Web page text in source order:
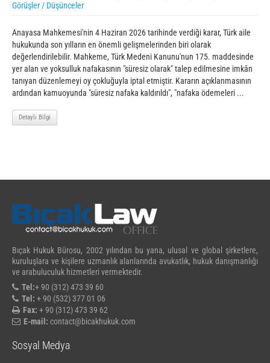
Görüşler / Düşünceler
Anayasa Mahkemesi'nin 4 Haziran 2026 tarihinde verdiği karar, Türk aile
hukukunda son yılların en önemli gelişmelerinden biri olarak
değerlendirilebilir. Mahkeme, Türk Medeni Kanunu'nun 175. maddesinde
yer alan ve yoksulluk nafakasının "süresiz olarak" talep edilmesine imkân
tanıyan düzenlemeyi oy çokluğuyla iptal etmiştir. Kararın açıklanmasının
ardından kamuoyunda "süresiz nafaka kaldırıldı", "nafaka ödemeleri ...
Detaylı Bilgi
Bıçak Hukuk Bürosu, 2002 yılından bu yana, ulusal ve global şirketlere,
kuruluşlara ve kişilere uzmanlık alanlarında avukatlık, hukuk danışmanlığı
ve arabuluculuk hizmetleri vermektedir.
Tel:+ 90 (312) 473 39 60
Tel: + 90 (532) 377 01 06
Fax: + 90 (312) 473 39 62
E-mail: contact@bicakhukuk.com
Sosyal Medya